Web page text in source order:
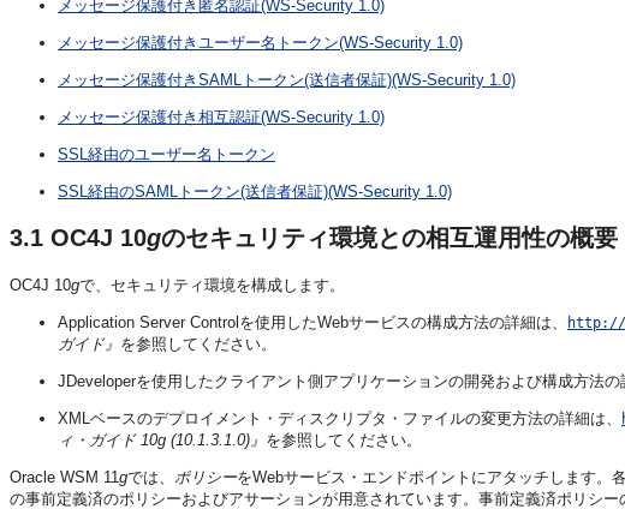
メッセージ保護付き匿名認証(WS-Security 1.0)
メッセージ保護付きユーザー名トークン(WS-Security 1.0)
メッセージ保護付きSAMLトークン(送信者保証)(WS-Security 1.0)
メッセージ保護付き相互認証(WS-Security 1.0)
SSL経由のユーザー名トークン
SSL経由のSAMLトークン(送信者保証)(WS-Security 1.0)
3.1 OC4J 10gのセキュリティ環境との相互運用性の概要
OC4J 10gで、セキュリティ環境を構成します。
Application Server Controlを使用したWebサービスの構成方法の詳細は、 http://
ガイド』 を参照してください。
JDeveloperを使用したクライアント側アプリケーションの開発および構成方法
XMLベースのデプロイメント・ディスクリプタ・ファイルの変更方法の詳細は、
ィ・ガイド 10g (10.1.3.1.0)』 を参照してください。
Oracle WSM 11gでは、 ポリシーをWebサービス・エンドポイントにアタッチします。
の事前定義済のポリシーおよびアサーションが用意されています。事前定義済ポリシー